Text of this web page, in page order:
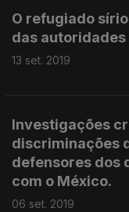
O refugiado
das autoridades
13 set. 2019
Investigações
discriminações
defensores dos
com o México.
06 set. 2019